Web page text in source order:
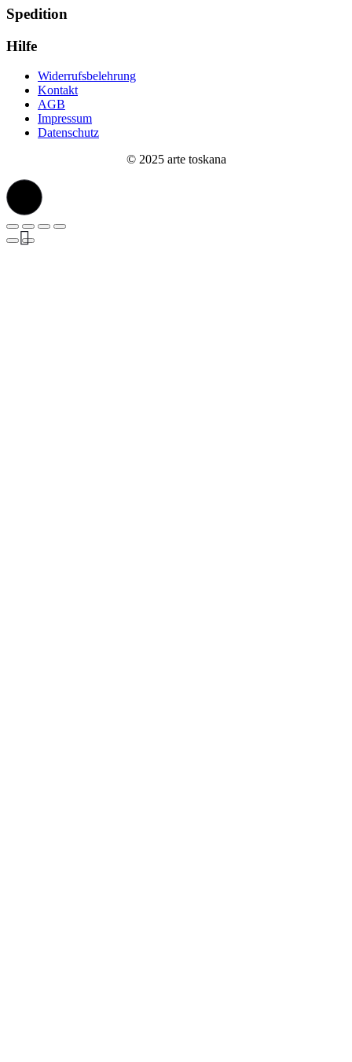
Spedition
Hilfe
Widerrufsbelehrung
Kontakt
AGB
Impressum
Datenschutz
© 2025 arte toskana